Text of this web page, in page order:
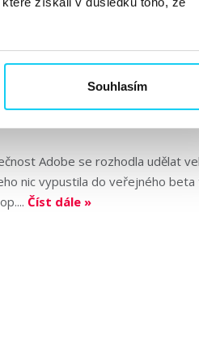
Souhlasím
Beta
Adobe se rozhodla udělat
nic vypustila do veřejného
Číst dále »